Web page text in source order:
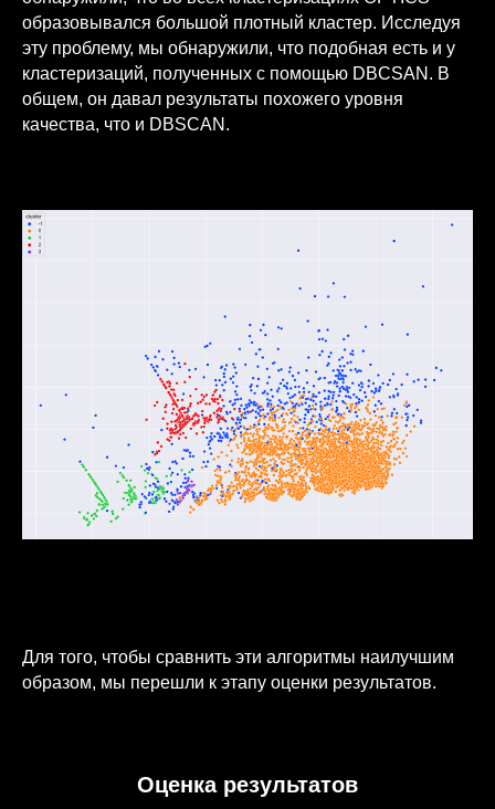
образовывался большой плотный кластер. Исследуя
эту проблему, мы обнаружили, что подобная есть и у
кластеризаций, полученных с помощью DBCSAN. В
общем, он давал результаты похожего уровня
качества, что и DBSCAN.
Для того, чтобы сравнить эти алгоритмы наилучшим
образом, мы перешли к этапу оценки результатов.
Оценка результатов